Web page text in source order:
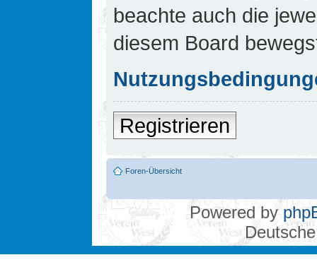
beachte auch die
diesem Board
Registrieren
Foren-Übersicht
Powered by